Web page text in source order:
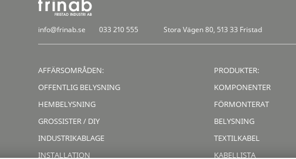
info@frinab.se 033 210 555 Stora Vägen 80, 513 33 Fristad
AFFÄRSOMRÅDEN:
OFFENTLIG BELYSNING
HEMBELYSNING
GROSSISTER / DIY
INDUSTRIKABLAGE
INSTALLATION
PRODUKTER:
KOMPONENTER
FÖRMONTERAT
BELYSNING
TEXTILKABEL
KABELLISTA